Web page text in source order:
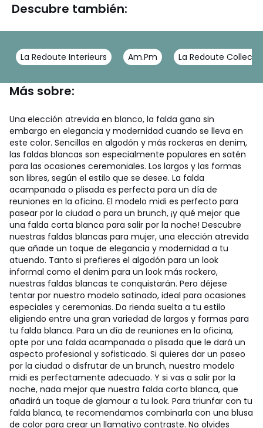
Descubre también:
La Redoute Interieurs Am.Pm La Redoute
Más sobre:
Una elección atrevida en blanco, la falda gana sin
embargo en elegancia y modernidad cuando se lleva en
este color. Sencillas en algodón y más rockeras en denim,
las faldas blancas son especialmente populares en satén
para las ocasiones ceremoniales. Los largos y las formas
son libres, según el estilo que se desee. La falda
acampanada o plisada es perfecta para un día de
reuniones en la oficina. El modelo midi es perfecto para
pasear por la ciudad o para un brunch, ¡y qué mejor que
una falda corta blanca para salir por la noche! Descubre
nuestras faldas blancas para mujer, una elección atrevida
que añade un toque de elegancia y modernidad a tu
atuendo. Tanto si prefieres el algodón para un look
informal como el denim para un look más rockero,
nuestras faldas blancas te conquistarán. Pero déjese
tentar por nuestro modelo satinado, ideal para ocasiones
especiales y ceremonias. Da rienda suelta a tu estilo
eligiendo entre una gran variedad de largos y formas para
tu falda blanca. Para un día de reuniones en la oficina,
opte por una falda acampanada o plisada que le dará un
aspecto profesional y sofisticado. Si quieres dar un paseo
por la ciudad o disfrutar de un brunch, nuestro modelo
midi es perfectamente adecuado. Y si vas a salir por la
noche, nada mejor que nuestra falda corta blanca, que
añadirá un toque de glamour a tu look. Para triunfar con tu
falda blanca, te recomendamos combinarla con una blusa
de color para crear un llamativo contraste. No olvides